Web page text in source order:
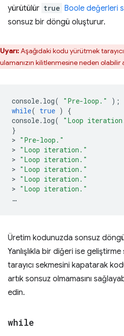
yürütülür true Boole değerleri
sonsuz bir döngü oluşturur.
Uyarı:Aşağıdaki kodu yürütmek
kilitlenmesine neden olabilir
console. log( "Pre-loop."
);
while( true )
{
console. log( "Loop
}
> "Pre-loop."
> "Loop iteration."
> "Loop iteration."
> "Loop iteration."
> "Loop iteration."
> "Loop iteration."
…
Üretim kodunuzda sonsuz
Yanlışlıkla bir diğeri ise geliştirme
tarayıcı sekmesini kapatarak
artık sonsuz olmamasını
edin.
while